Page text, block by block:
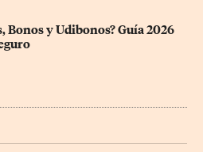
Bonos y Udibonos? Guía 2026